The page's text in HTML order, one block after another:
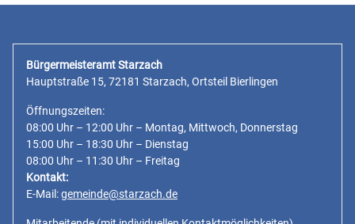
Bürgermeisteramt Starzach
Hauptstraße 15, 72181 Starzach, Ortsteil Bierlingen
Öffnungszeiten:
08:00 Uhr – 12:00 Uhr – Montag, Mittwoch, Donnerstag
15:00 Uhr – 18:30 Uhr – Dienstag
08:00 Uhr – 11:30 Uhr – Freitag
Kontakt:
E-Mail:gemeinde@starzach.de